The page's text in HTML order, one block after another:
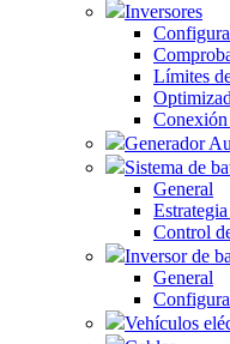
Inversores
Límites
Generador
Sistema de
General
Control
Inversor de
General
Vehículos